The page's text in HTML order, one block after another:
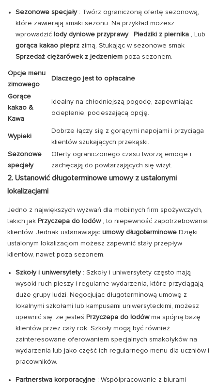
Sezonowe specjały : Twórz ograniczoną ofertę sezonową,
które zawierają smaki sezonu. Na przykład możesz
wprowadzić lody dyniowe przyprawy , Piedziki z piernika , Lub
gorąca kakao pieprz zimą. Stukając w sezonowe smak
Sprzedaż ciężarówek z jedzeniem poza sezonem.
Opcje menu
zimowego
Dlaczego jest to opłacalne
Gorące
kakao &
Kawa
Idealny na chłodniejszą pogodę, zapewniając
ocieplenie, pocieszającą opcję.
Wypieki
Dobrze łączy się z gorącymi napojami i przyciąga
klientów szukających przekąski.
Sezonowe
specjały
Oferty ograniczonego czasu tworzą emocje i
zachęcają do powtarzających się wizyt.
2. Ustanowić długoterminowe umowy z ustalonymi
lokalizacjami
Jedno z największych wyzwań dla mobilnych firm spożywczych,
takich jak Przyczepa do lodów , to niepewność zapotrzebowania
klientów. Jednak ustanawiając umowy długoterminowe Dzięki
ustalonym lokalizacjom możesz zapewnić stały przepływ
klientów, nawet poza sezonem.
Szkoły i uniwersytety : Szkoły i uniwersytety często mają
wysoki ruch pieszy i regularne wydarzenia, które przyciągają
duże grupy ludzi. Negocjując długoterminową umowę z
lokalnymi szkołami lub kampusami uniwersyteckimi, możesz
upewnić się, że jesteś Przyczepa do lodów ma spójną bazę
klientów przez cały rok. Szkoły mogą być również
zainteresowane oferowaniem specjalnych smakołyków na
wydarzenia lub jako część ich regularnego menu dla uczniów i
pracowników.
Partnerstwa korporacyjne : Współpracowanie z biurami